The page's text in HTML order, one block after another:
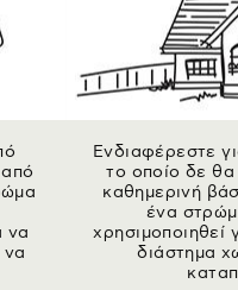
να
να
Ενδιαφέρεστε
το οποίο δε θα
καθημερινή
ένα
χρησιμοποιηθεί
διάστημα